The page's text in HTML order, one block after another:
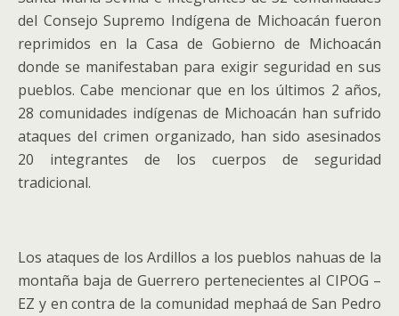
del Consejo Supremo Indígena de Michoacán fueron
reprimidos en la Casa de Gobierno de Michoacán
donde se manifestaban para exigir seguridad en sus
pueblos. Cabe mencionar que en los últimos 2 años,
28 comunidades indígenas de Michoacán han sufrido
ataques del crimen organizado, han sido asesinados
20 integrantes de los cuerpos de seguridad
tradicional.
Los ataques de los Ardillos a los pueblos nahuas de la
montaña baja de Guerrero pertenecientes al CIPOG –
EZ y en contra de la comunidad mephaá de San Pedro